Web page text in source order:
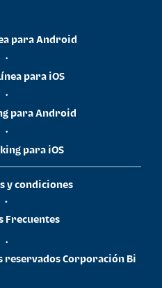
para Android
•
para iOS
•
para Android
•
para iOS
y condiciones
•
Frecuentes
•
reservados Corporación Bi